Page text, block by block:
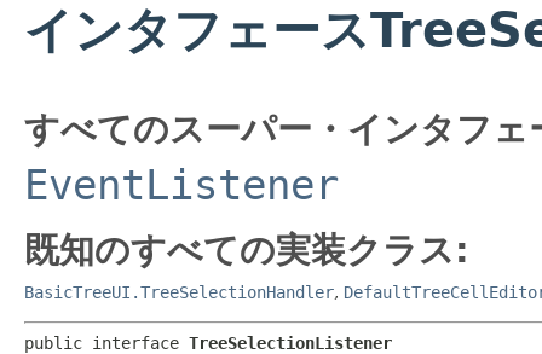
インタフェース
すべてのスーパー・インタフェ
EventListener
既知のすべての実装クラス:
BasicTreeUI.TreeSelectionHandler,
public interface TreeSelectionListener